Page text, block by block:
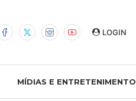
LOGIN
MÍDIAS E ENTRETENIMENTO